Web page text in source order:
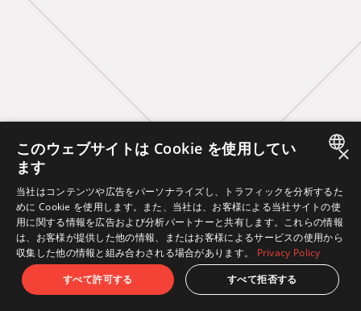
ENGLISH
×
このウェブサイトは Cookie を使用してい
ます
当社はコンテンツや広告をパーソナライズし、トラフィックを分析するた
めに Cookie を使用します。また、当社は、お客様による当社サイトの使
用に関する情報を広告および分析パートナーと共有します。これらの情報
は、お客様が提供した他の情報、またはお客様によるサービスの使用から
収集した他の情報と組み合わされる場合があります。
Privacy Policy
すべて許可する
すべて拒否する